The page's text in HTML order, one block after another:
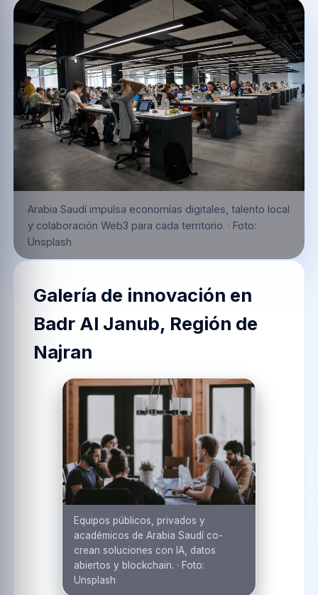
Arabia Saudí impulsa economías digitales, talento local
y colaboración Web3 para cada territorio. · Foto:
Unsplash
Galería de innovación en
Badr Al Janub, Región de
Najran
Equipos públicos, privados y
académicos de Arabia Saudí co-
crean soluciones con IA, datos
abiertos y blockchain. · Foto:
Unsplash